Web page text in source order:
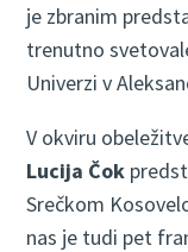
je zbranim
trenutno
Univerzi v
V okviru
Lucija Čok
Srečkom
nas je tudi pet